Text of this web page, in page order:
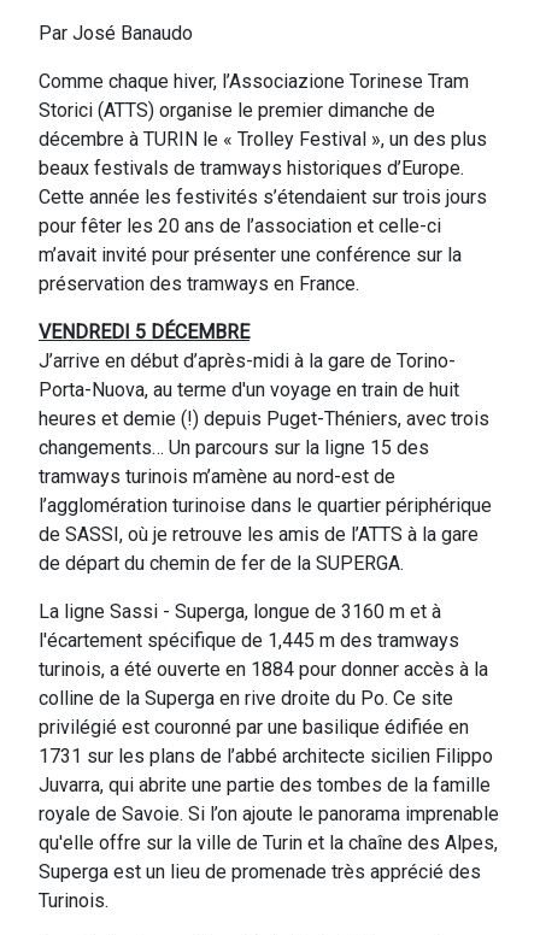
Par José Banaudo
Comme chaque hiver, l’Associazione Torinese Tram
Storici (ATTS) organise le premier dimanche de
décembre à TURIN le « Trolley Festival », un des plus
beaux festivals de tramways historiques d’Europe.
Cette année les festivités s’étendaient sur trois jours
pour fêter les 20 ans de l’association et celle-ci
m’avait invité pour présenter une conférence sur la
préservation des tramways en France.
VENDREDI 5 DÉCEMBRE
J’arrive en début d’après-midi à la gare de Torino-
Porta-Nuova, au terme d'un voyage en train de huit
heures et demie (!) depuis Puget-Théniers, avec trois
changements… Un parcours sur la ligne 15 des
tramways turinois m’amène au nord-est de
l’agglomération turinoise dans le quartier périphérique
de SASSI, où je retrouve les amis de l’ATTS à la gare
de départ du chemin de fer de la SUPERGA.
La ligne Sassi - Superga, longue de 3160 m et à
l'écartement spécifique de 1,445 m des tramways
turinois, a été ouverte en 1884 pour donner accès à la
colline de la Superga en rive droite du Po. Ce site
privilégié est couronné par une basilique édifiée en
1731 sur les plans de l’abbé architecte sicilien Filippo
Juvarra, qui abrite une partie des tombes de la famille
royale de Savoie. Si l’on ajoute le panorama imprenable
qu'elle offre sur la ville de Turin et la chaîne des Alpes,
Superga est un lieu de promenade très apprécié des
Turinois.